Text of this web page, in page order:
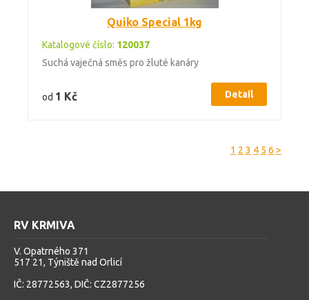
Quiko Special 1kg
Katalogové číslo: 120037
Suchá vaječná směs pro žluté kanáry
od 1 Kč Detail
1 2 3 4 5 6 >
RV KRMIVA
V. Opatrného 371
517 21, Týniště nad Orlicí
IČ: 28772563, DIČ: CZ2877256